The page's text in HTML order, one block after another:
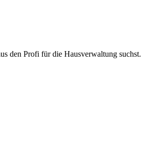
den Profi für die Hausverwaltung suchst.